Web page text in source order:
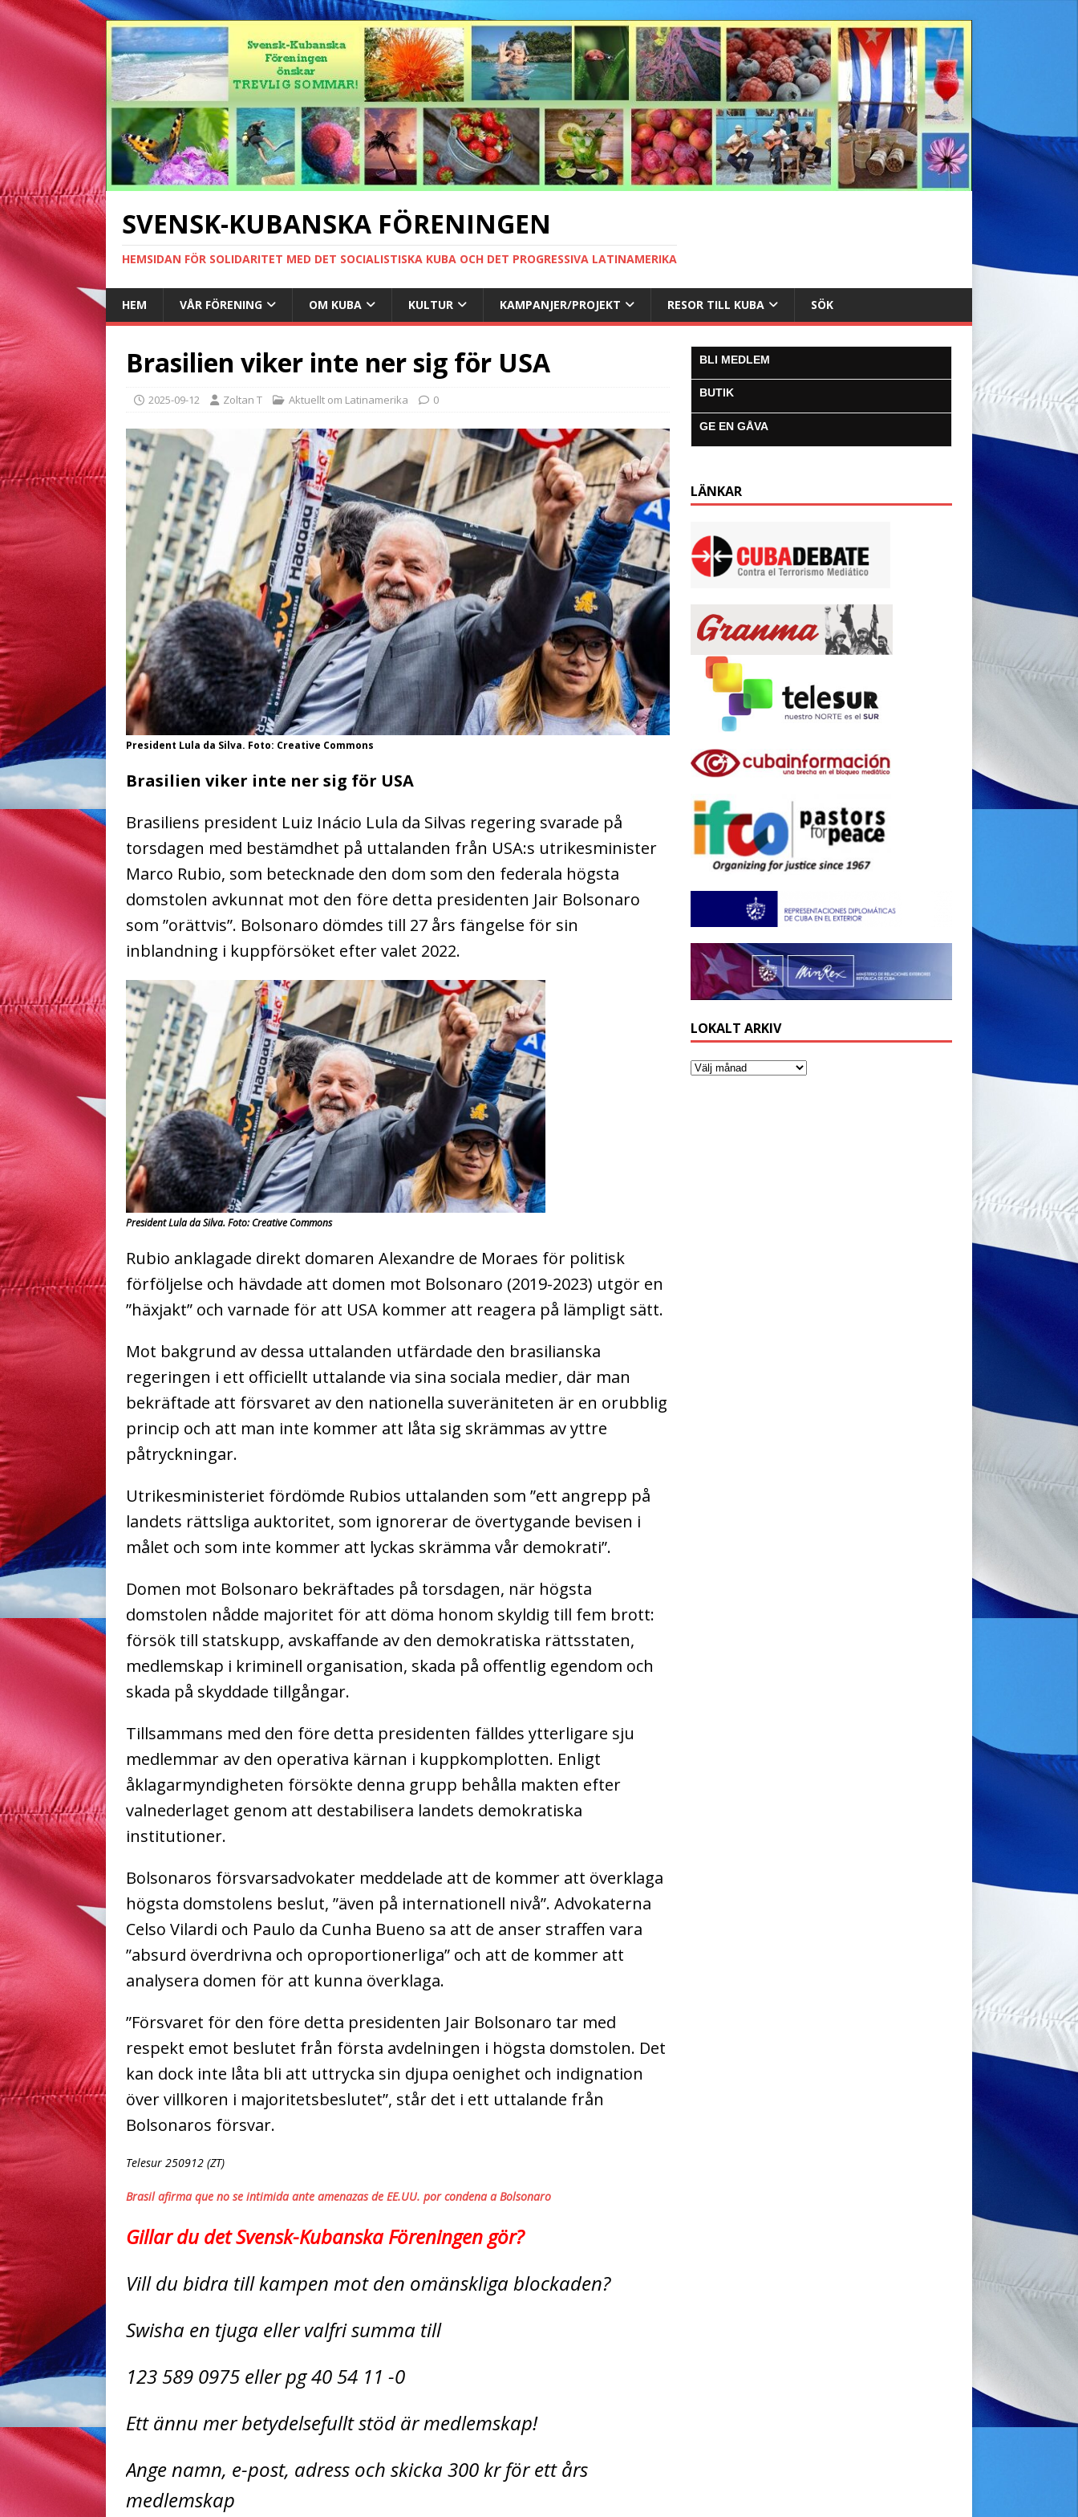
SVENSK-KUBANSKA FÖRENINGEN
HEMSIDAN FÖR SOLIDARITET MED DET SOCIALISTISKA KUBA OCH DET PROGRESSIVA LATINAMERIKA
HEM VÅR FÖRENING OM KUBA KULTUR KAMPANJER/PROJEKT RESOR TILL KUBA SÖK
Brasilien viker inte ner sig för USA
2025-09-12 Zoltan T Aktuellt om Latinamerika 0
President Lula da Silva. Foto: Creative Commons
Brasilien viker inte ner sig för USA
Brasiliens president Luiz Inácio Lula da Silvas regering svarade på
torsdagen med bestämdhet på uttalanden från USA:s utrikesminister
Marco Rubio, som betecknade den dom som den federala högsta
domstolen avkunnat mot den före detta presidenten Jair Bolsonaro
som ”orättvis”. Bolsonaro dömdes till 27 års fängelse för sin
inblandning i kuppförsöket efter valet 2022.
President Lula da Silva. Foto: Creative Commons
Rubio anklagade direkt domaren Alexandre de Moraes för politisk
förföljelse och hävdade att domen mot Bolsonaro (2019-2023) utgör en
”häxjakt” och varnade för att USA kommer att reagera på lämpligt sätt.
Mot bakgrund av dessa uttalanden utfärdade den brasilianska
regeringen i ett officiellt uttalande via sina sociala medier, där man
bekräftade att försvaret av den nationella suveräniteten är en orubblig
princip och att man inte kommer att låta sig skrämmas av yttre
påtryckningar.
Utrikesministeriet fördömde Rubios uttalanden som ”ett angrepp på
landets rättsliga auktoritet, som ignorerar de övertygande bevisen i
målet och som inte kommer att lyckas skrämma vår demokrati”.
Domen mot Bolsonaro bekräftades på torsdagen, när högsta
domstolen nådde majoritet för att döma honom skyldig till fem brott:
försök till statskupp, avskaffande av den demokratiska rättsstaten,
medlemskap i kriminell organisation, skada på offentlig egendom och
skada på skyddade tillgångar.
Tillsammans med den före detta presidenten fälldes ytterligare sju
medlemmar av den operativa kärnan i kuppkomplotten. Enligt
åklagarmyndigheten försökte denna grupp behålla makten efter
valnederlaget genom att destabilisera landets demokratiska
institutioner.
Bolsonaros försvarsadvokater meddelade att de kommer att överklaga
högsta domstolens beslut, ”även på internationell nivå”. Advokaterna
Celso Vilardi och Paulo da Cunha Bueno sa att de anser straffen vara
”absurd överdrivna och oproportionerliga” och att de kommer att
analysera domen för att kunna överklaga.
”Försvaret för den före detta presidenten Jair Bolsonaro tar med
respekt emot beslutet från första avdelningen i högsta domstolen. Det
kan dock inte låta bli att uttrycka sin djupa oenighet och indignation
över villkoren i majoritetsbeslutet”, står det i ett uttalande från
Bolsonaros försvar.
Telesur 250912 (ZT)
Brasil afirma que no se intimida ante amenazas de EE.UU. por condena a Bolsonaro
Gillar du det Svensk-Kubanska Föreningen gör?
Vill du bidra till kampen mot den omänskliga blockaden?
Swisha en tjuga eller valfri summa till
123 589 0975 eller pg 40 54 11 -0
Ett ännu mer betydelsefullt stöd är medlemskap!
Ange namn, e-post, adress och skicka 300 kr för ett års
medlemskap
BLI MEDLEM
BUTIK
GE EN GÅVA
LÄNKAR
LOKALT ARKIV